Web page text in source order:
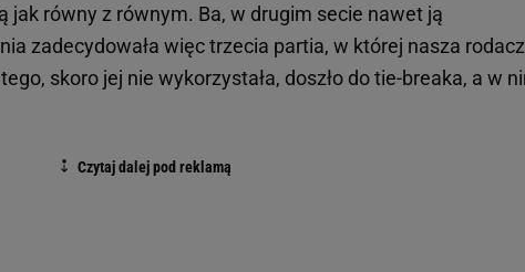
jak równy z równym. Ba, w drugim secie nawet ją
zadecydowała więc trzecia partia, w której nasza
skoro jej nie wykorzystała, doszło do tie-breaka, a w